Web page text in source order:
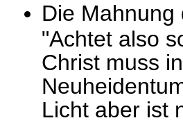
Die
"Achtet also
Christ muss
Licht aber ist